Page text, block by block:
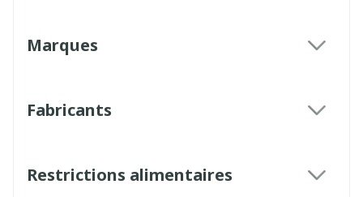
Marques
Fabricants
Restrictions alimentaires